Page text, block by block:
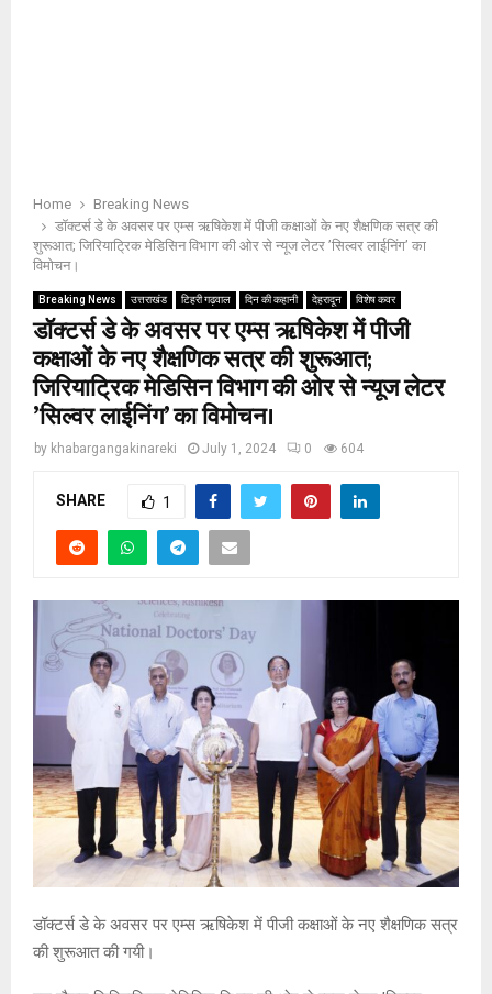
Home
Breaking News
डॉक्टर्स डे के अवसर पर एम्स ऋषिकेश में पीजी कक्षाओं के नए शैक्षणिक सत्र की
शुरूआत; जिरियाट्रिक मेडिसिन विभाग की ओर से न्यूज लेटर ’सिल्वर लाईनिंग’ का
विमोचन।
Breaking News उत्तराखंड टिहरी गढ़वाल दिन की कहानी देहरादून विशेष कवर
डॉक्टर्स डे के अवसर पर एम्स ऋषिकेश में पीजी
कक्षाओं के नए शैक्षणिक सत्र की शुरूआत;
जिरियाट्रिक मेडिसिन विभाग की ओर से न्यूज लेटर
’सिल्वर लाईनिंग’ का विमोचन।
by khabargangakinareki July 1, 2024 0 604
SHARE 1
डॉक्टर्स डे के अवसर पर एम्स ऋषिकेश में पीजी कक्षाओं के नए शैक्षणिक सत्र
की शुरूआत की गयी।